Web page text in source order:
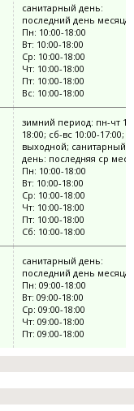
санитарный день:
последний день месяца
Пн: 10:00-18:00
Вт: 10:00-18:00
Ср: 10:00-18:00
Чт: 10:00-18:00
Пт: 10:00-18:00
Вс: 10:00-18:00
зимний период: пн-чт
18:00; сб-вс 10:00-17:00;
выходной; санитарный
день: последняя ср
Пн: 10:00-18:00
Вт: 10:00-18:00
Ср: 10:00-18:00
Чт: 10:00-18:00
Пт: 10:00-18:00
Сб: 10:00-18:00
санитарный день:
последний день месяца
Пн: 09:00-18:00
Вт: 09:00-18:00
Ср: 09:00-18:00
Чт: 09:00-18:00
Пт: 09:00-18:00